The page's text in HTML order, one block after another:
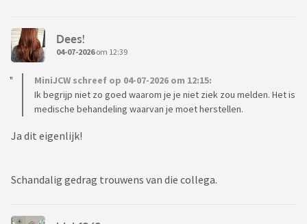
Dees!
04-07-2026om 12:39
MiniJCW schreef op 04-07-2026 om 12:15:
Ik begrijp niet zo goed waarom je je niet ziek zou melden. Het is
medische behandeling waarvan je moet herstellen.
Ja dit eigenlijk!
Schandalig gedrag trouwens van die collega.